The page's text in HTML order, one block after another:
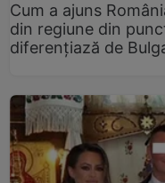
Cum a ajuns
din regiune din
diferențiază de